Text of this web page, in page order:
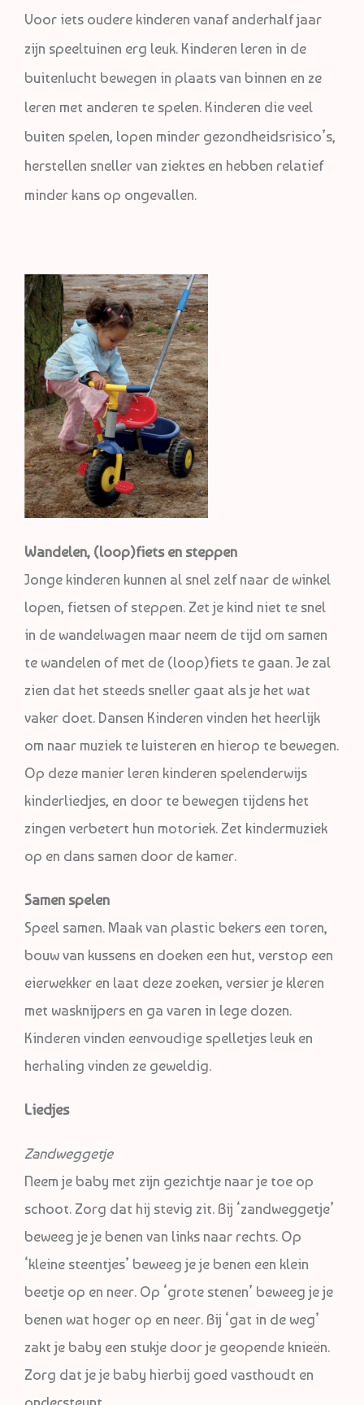
Voor iets oudere kinderen vanaf anderhalf jaar
zijn speeltuinen erg leuk. Kinderen leren in de
buitenlucht bewegen in plaats van binnen en ze
leren met anderen te spelen. Kinderen die veel
buiten spelen, lopen minder gezondheidsrisico’s,
herstellen sneller van ziektes en hebben relatief
minder kans op ongevallen.
Wandelen, (loop)fiets en steppen
Jonge kinderen kunnen al snel zelf naar de winkel
lopen, fietsen of steppen. Zet je kind niet te snel
in de wandelwagen maar neem de tijd om samen
te wandelen of met de (loop)fiets te gaan. Je zal
zien dat het steeds sneller gaat als je het wat
vaker doet. Dansen Kinderen vinden het heerlijk
om naar muziek te luisteren en hierop te bewegen.
Op deze manier leren kinderen spelenderwijs
kinderliedjes, en door te bewegen tijdens het
zingen verbetert hun motoriek. Zet kindermuziek
op en dans samen door de kamer.
Samen spelen
Speel samen. Maak van plastic bekers een toren,
bouw van kussens en doeken een hut, verstop een
eierwekker en laat deze zoeken, versier je kleren
met wasknijpers en ga varen in lege dozen.
Kinderen vinden eenvoudige spelletjes leuk en
herhaling vinden ze geweldig.
Liedjes
Zandweggetje
Neem je baby met zijn gezichtje naar je toe op
schoot. Zorg dat hij stevig zit. Bij ‘zandweggetje’
beweeg je je benen van links naar rechts. Op
‘kleine steentjes’ beweeg je je benen een klein
beetje op en neer. Op ‘grote stenen’ beweeg je je
benen wat hoger op en neer. Bij ‘gat in de weg’
zakt je baby een stukje door je geopende knieën.
Zorg dat je je baby hierbij goed vasthoudt en